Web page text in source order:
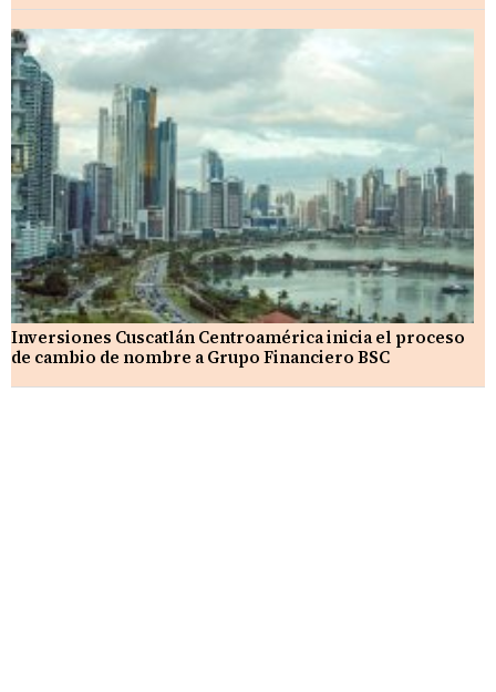
Inversiones Cuscatlán Centroamérica inicia el proceso
de cambio de nombre a Grupo Financiero BSC